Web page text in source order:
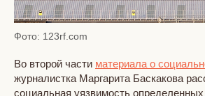
Фото: 123rf.com
Во второй части материала о
журналистка Маргарита Баскакова
социальная уязвимость определенных